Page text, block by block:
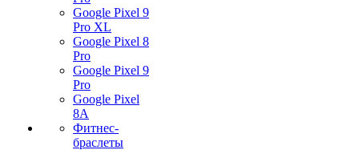
Google Pixel 9
Pro XL
Google Pixel 8
Pro
Google Pixel 9
Pro
Google Pixel
8A
Фитнес-
браслеты